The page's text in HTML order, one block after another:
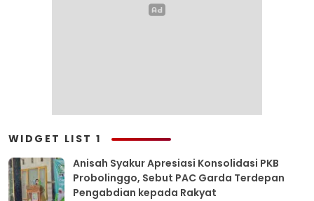
WIDGET LIST 1
Anisah Syakur Apresiasi Konsolidasi PKB
Probolinggo, Sebut PAC Garda Terdepan
Pengabdian kepada Rakyat